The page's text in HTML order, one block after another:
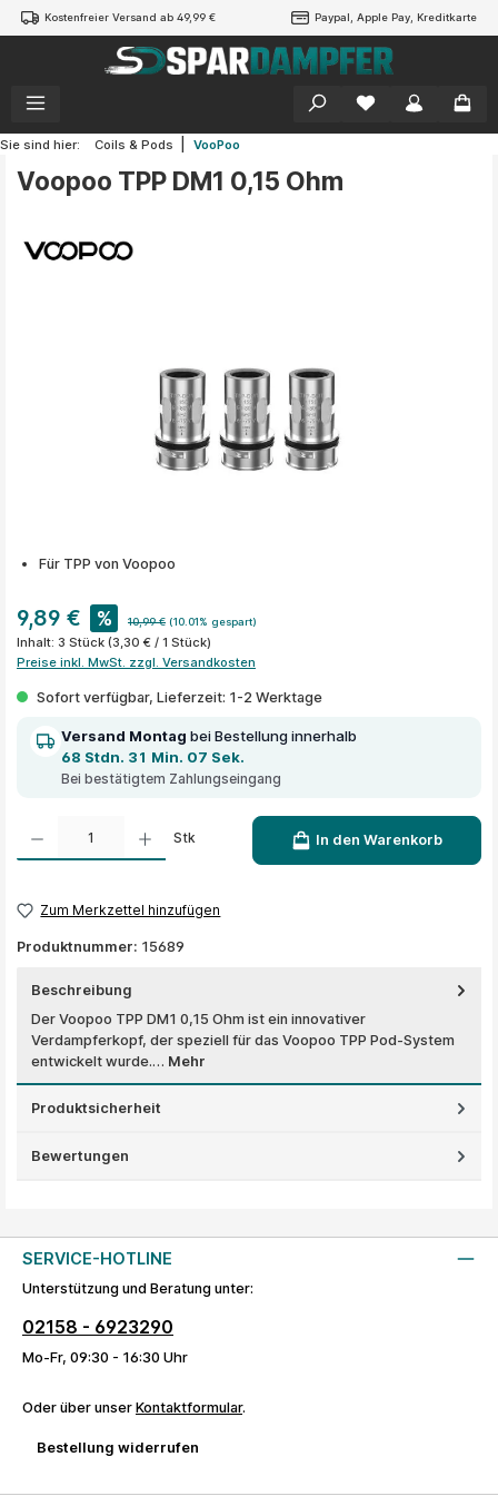
springen
Kostenfreier Versand ab 49,99 € Paypal, Apple Pay, Kreditkarte
Sie sind hier: Coils & Pods VooPoo
Voopoo TPP DM1 0,15 Ohm
Für TPP von Voopoo
9,89 € % 10,99 € (10.01% gespart)
Inhalt: 3 Stück (3,30 € / 1 Stück)
Preise inkl. MwSt. zzgl. Versandkosten
Sofort verfügbar, Lieferzeit: 1-2 Werktage
Versand Montag bei Bestellung innerhalb
68 Stdn. 31 Min. 07 Sek.
Bei bestätigtem Zahlungseingang
Produkt Anzahl: Gib den gewünschten Wert ein oder benutze die Schaltflächen um die
Stk In den Warenkorb
Zum Merkzettel hinzufügen
Produktnummer: 15689
Beschreibung
Der Voopoo TPP DM1 0,15 Ohm ist ein innovativer
Verdampferkopf, der speziell für das Voopoo TPP Pod-System
entwickelt wurde.… Mehr
Produktsicherheit
Bewertungen
SERVICE-HOTLINE
Unterstützung und Beratung unter:
02158 - 6923290
Mo-Fr, 09:30 - 16:30 Uhr
Oder über unser Kontaktformular.
Bestellung widerrufen